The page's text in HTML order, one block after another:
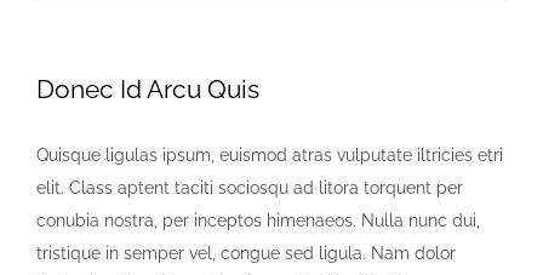
Donec Id Arcu Quis
Quisque ligulas ipsum, euismod atras vulputate iltricies etri
elit. Class aptent taciti sociosqu ad litora torquent per
conubia nostra, per inceptos himenaeos. Nulla nunc dui,
tristique in semper vel, congue sed ligula. Nam dolor